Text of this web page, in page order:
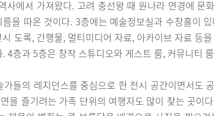
사에서 가져왔다. 고려 충선왕 때 원나라 연경에 문
을 따온 것이다. 3층에는 예술정보실과 수창홀이
도록, 간행물, 멀티미디어 자료, 아카이브 자료 등
4층과 5층은 창작 스튜디오와 게스트 룸, 커뮤니티
가들의 레지던스를 중심으로 한 전시 공간이면서도
을 즐기려는 가족 단위의 여행자도 많이 찾는 곳이